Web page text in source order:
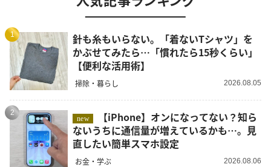
1
針も糸もいらない。「着ないTシャツ」を
かぶせてみたら…「慣れたら15秒くらい」
【便利な活用術】
掃除・暮らし 2026.08.05
2
new
ないうちに通信量が増えているかも…。見
直したい簡単スマホ設定
お金・学ぶ 2026.08.06